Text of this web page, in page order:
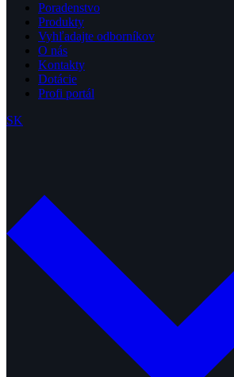
Poradenstvo
Produkty
Vyhľadajte odborníkov
O nás
Kontakty
Dotácie
Profi portál
SK